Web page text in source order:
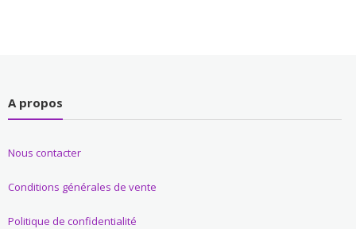
A propos
Nous contacter
Conditions générales de vente
Politique de confidentialité